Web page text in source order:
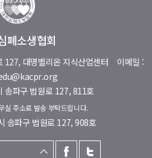
폐소생협회
127, 대명벨리온 지식산업센터 이메일 :
송파구 법원로 127, 811호
실 주소로 발송 부탁드립니다.
송파구 법원로 127, 908호